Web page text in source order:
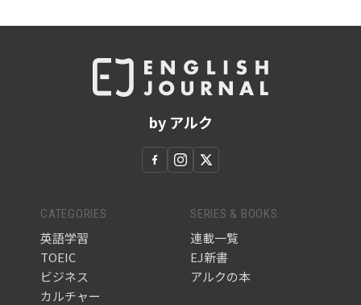
by アルク
CATEGORIES
英語学習
TOEIC
ビジネス
カルチャー
SERIES & BOOKS
連載一覧
EJ新書
アルクの本